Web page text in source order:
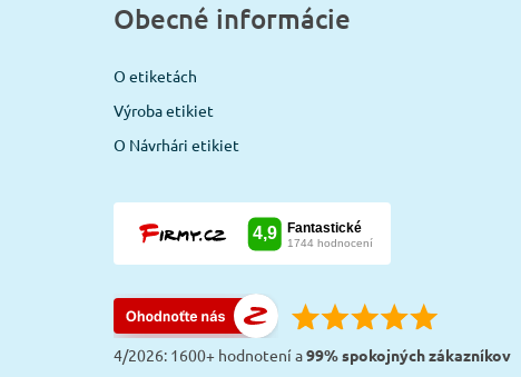
Obecné informácie
O etiketách
Výroba etikiet
O Návrhári etikiet
4/2026: 1600+ hodnotení a99% spokojných zákazníkov